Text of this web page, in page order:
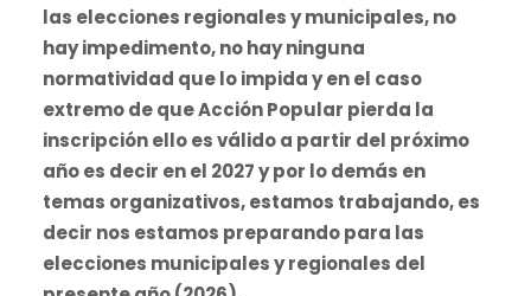
las elecciones regionales y municipales, no
hay impedimento, no hay ninguna
normatividad que lo impida y en el caso
extremo de que Acción Popular pierda la
inscripción ello es válido a partir del próximo
año es decir en el 2027 y por lo demás en
temas organizativos, estamos trabajando, es
decir nos estamos preparando para las
elecciones municipales y regionales del